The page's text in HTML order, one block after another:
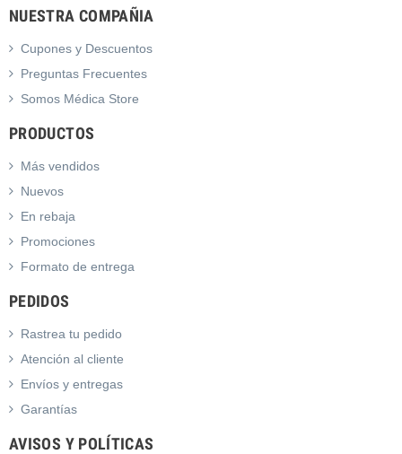
NUESTRA COMPAÑIA
Cupones y Descuentos
Preguntas Frecuentes
Somos Médica Store
PRODUCTOS
Más vendidos
Nuevos
En rebaja
Promociones
Formato de entrega
PEDIDOS
Rastrea tu pedido
Atención al cliente
Envíos y entregas
Garantías
AVISOS Y POLÍTICAS